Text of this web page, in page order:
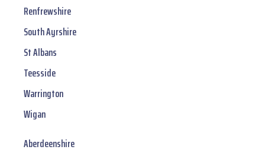
Renfrewshire
South Ayrshire
St Albans
Teesside
Warrington
Wigan
Aberdeenshire